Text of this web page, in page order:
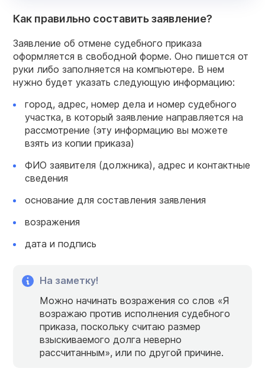
Как правильно составить заявление?
Заявление об отмене судебного приказа
оформляется в свободной форме. Оно пишется от
руки либо заполняется на компьютере. В нем
нужно будет указать следующую информацию:
город, адрес, номер дела и номер судебного
участка, в который заявление направляется на
рассмотрение (эту информацию вы можете
взять из копии приказа)
ФИО заявителя (должника), адрес и контактные
сведения
основание для составления заявления
возражения
дата и подпись
На заметку!
Можно начинать возражения со слов «Я
возражаю против исполнения судебного
приказа, поскольку считаю размер
взыскиваемого долга неверно
рассчитанным», или по другой причине.